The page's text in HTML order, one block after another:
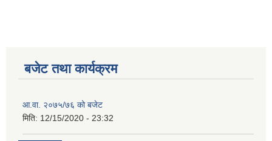
बजेट तथा कार्यक्रम
आ.वा. २०७५/७६ को बजेट
मिति: 12/15/2020 - 23:32